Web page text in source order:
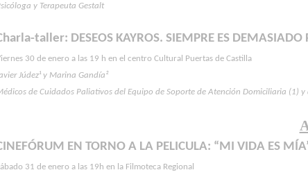
y Terapeuta Gestalt
taller: DESEOS KAYROS. SIEMPRE ES
30 de enero a las 19 h en el centro Cultural Puertas de Castilla
Júdez¹ y Marina Gandía²
de Cuidados Paliativos del Equipo de Soporte de Atención Domiciliaria (1)
EN TORNO A LA PELICULA: “MI VIDA ES
31 de enero a las 19h en la Filmoteca Regional